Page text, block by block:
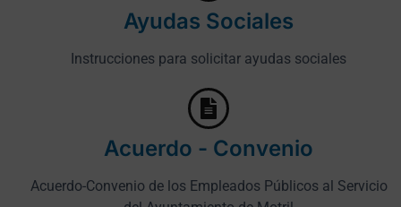
Ayudas Sociales
Instrucciones para solicitar ayudas sociales
Acuerdo - Convenio
Acuerdo-Convenio de los Empleados Públicos al Servicio